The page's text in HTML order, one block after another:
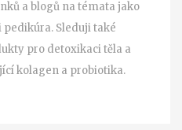
a blogů na témata jako
Sleduji také
pro detoxikaci těla a
kolagen a probiotika.